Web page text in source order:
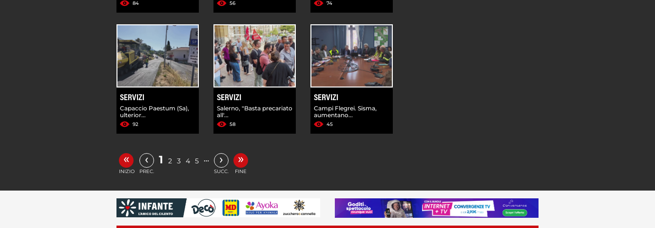
84 56 74
SERVIZI
Capaccio Paestum (Sa),
ulterior...
92
SERVIZI
Salerno, "Basta precariato
all'...
58
SERVIZI
Campi Flegrei. Sisma,
aumentano...
45
«
INIZIO
‹
PREC.
1 2 3 4 5 … ›
SUCC.
»
FINE